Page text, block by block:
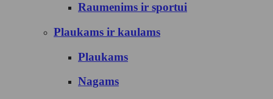
Raumenims ir sportui
Plaukams ir kaulams
Plaukams
Nagams